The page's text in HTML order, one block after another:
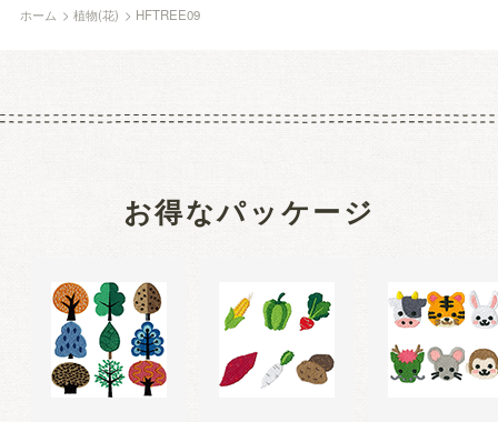
ホーム >植物(花) > HFTREE09
お得なパッケージ